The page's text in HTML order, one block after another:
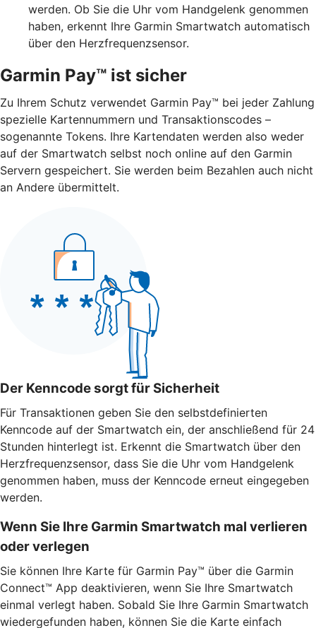
werden. Ob Sie die Uhr vom Handgelenk genommen
haben, erkennt Ihre Garmin Smartwatch automatisch
über den Herzfrequenzsensor.
Garmin Pay™ ist sicher
Zu Ihrem Schutz verwendet Garmin Pay™ bei jeder Zahlung
spezielle Kartennummern und Transaktionscodes –
sogenannte Tokens. Ihre Kartendaten werden also weder
auf der Smartwatch selbst noch online auf den Garmin
Servern gespeichert. Sie werden beim Bezahlen auch nicht
an Andere übermittelt.
Der Kenncode sorgt für Sicherheit
Für Transaktionen geben Sie den selbstdefinierten
Kenncode auf der Smartwatch ein, der anschließend für 24
Stunden hinterlegt ist. Erkennt die Smartwatch über den
Herzfrequenzsensor, dass Sie die Uhr vom Handgelenk
genommen haben, muss der Kenncode erneut eingegeben
werden.
Wenn Sie Ihre Garmin Smartwatch mal verlieren
oder verlegen
Sie können Ihre Karte für Garmin Pay™ über die Garmin
Connect™ App deaktivieren, wenn Sie Ihre Smartwatch
einmal verlegt haben. Sobald Sie Ihre Garmin Smartwatch
wiedergefunden haben, können Sie die Karte einfach